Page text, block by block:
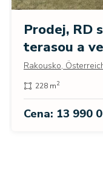
Prodej, RD
terasou a
Rakousko,
228 m2
Cena: 13 990